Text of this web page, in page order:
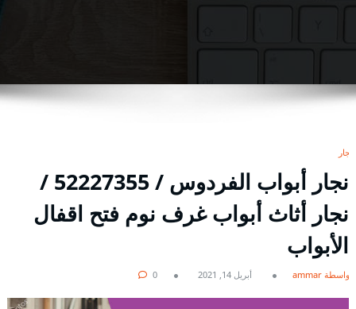
نجار
نجار أبواب الفردوس / 52227355 /
نجار أثاث أبواب غرف نوم فتح اقفال
الأبواب
بواسطة ammar أبريل 14, 2021 0